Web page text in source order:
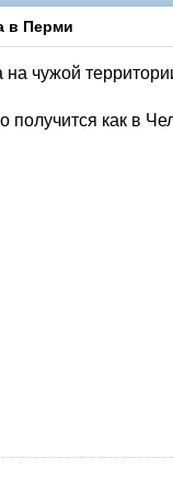
в Перми
на чужой
получится как в